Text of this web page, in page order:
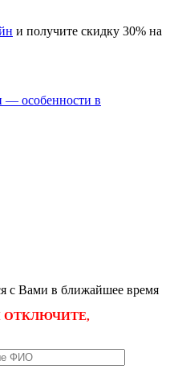
и получите скидку 30% на
— особенности в
с Вами в ближайшее время
ОТКЛЮЧИТЕ,